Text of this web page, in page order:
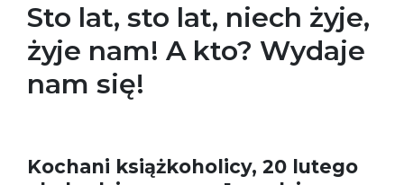
Sto lat, sto lat, niech żyje,
żyje nam! A kto? Wydaje
nam się!
Kochani książkoholicy, 20 lutego